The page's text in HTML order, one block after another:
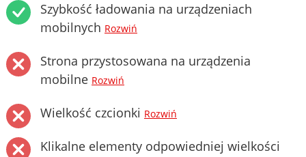
Szybkość ładowania na urządzeniach
mobilnych Rozwiń
Strona przystosowana na urządzenia
mobilne Rozwiń
Wielkość czcionki Rozwiń
Klikalne elementy odpowiedniej wielkości